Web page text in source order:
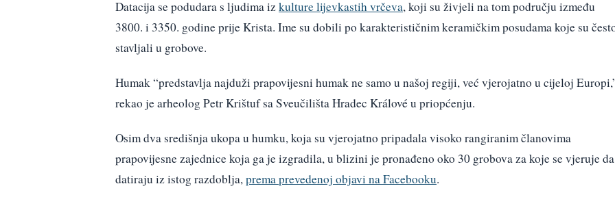
Datacija se podudara s ljudima izkulture lijevkastih vrčeva, koji su živjeli na tom području između
3800. i 3350. godine prije Krista. Ime su dobili po karakterističnim keramičkim posudama koje su
stavljali u grobove.
Humak “predstavlja najduži prapovijesni humak ne samo u našoj regiji, već vjerojatno u cijeloj
rekao je arheolog Petr Krištuf sa Sveučilišta Hradec Králové u priopćenju.
Osim dva središnja ukopa u humku, koja su vjerojatno pripadala visoko rangiranim članovima
prapovijesne zajednice koja ga je izgradila, u blizini je pronađeno oko 30 grobova za koje se vjeruje da
datiraju iz istog razdoblja,prema prevedenoj objavi na Facebooku.